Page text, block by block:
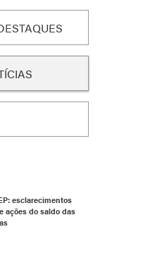
esclarecimentos
ações do saldo das